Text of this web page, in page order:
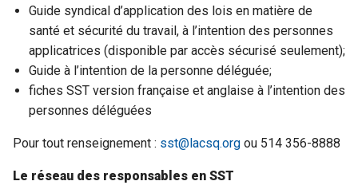
Guide syndical d’application des lois en matière de
santé et sécurité du travail, à l’intention des personnes
applicatrices (disponible par accès sécurisé seulement);
Guide à l’intention de la personne déléguée;
fiches SST version française et anglaise à l’intention des
personnes déléguées
Pour tout renseignement : sst@lacsq.org ou 514 356-8888
Le réseau des responsables en SST